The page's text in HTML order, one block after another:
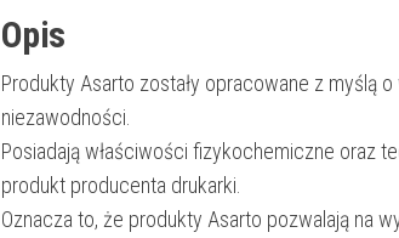
|
Opis
Produkty Asarto zostały opracowane z myślą
niezawodności.
Posiadają właściwości fizykochemiczne oraz
produkt producenta drukarki.
Oznacza to, że produkty Asarto pozwalają na